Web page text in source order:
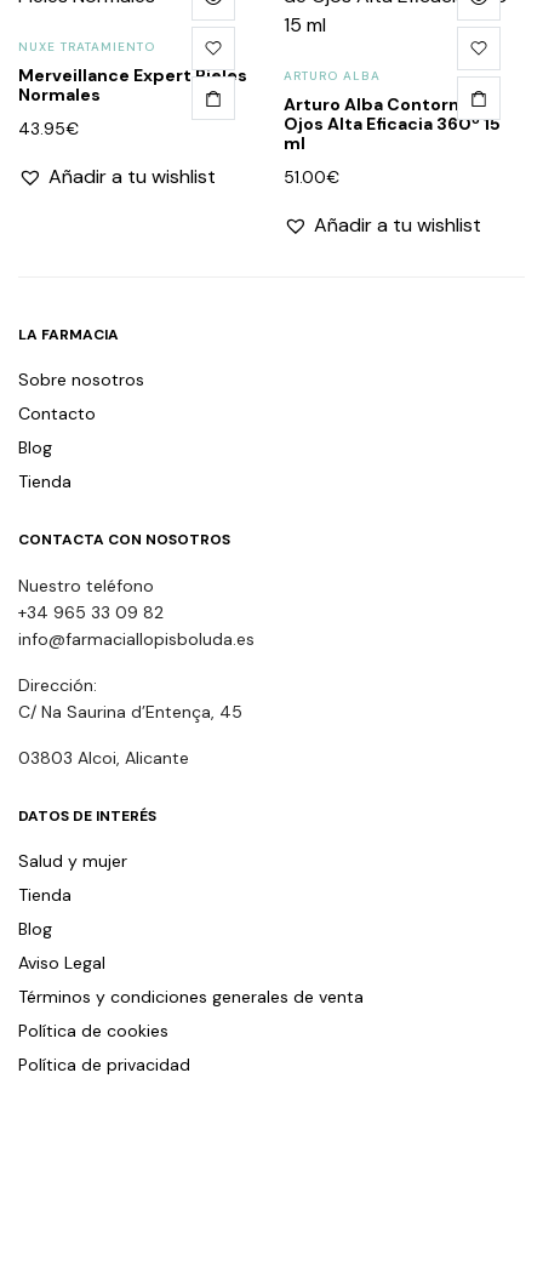
NUXE TRATAMIENTO
Merveillance Expert Pieles
Normales
43.95€
Añadir a tu wishlist
ARTURO ALBA
Arturo Alba Contorno de
Ojos Alta Eficacia 360º 15
ml
51.00€
Añadir a tu wishlist
LA FARMACIA
Sobre nosotros
Contacto
Blog
Tienda
CONTACTA CON NOSOTROS
Nuestro teléfono
+34 965 33 09 82
info@farmaciallopisboluda.es
Dirección:
C/ Na Saurina d’Entença, 45
03803 Alcoi, Alicante
DATOS DE INTERÉS
Salud y mujer
Tienda
Blog
Aviso Legal
Términos y condiciones generales de venta
Política de cookies
Política de privacidad